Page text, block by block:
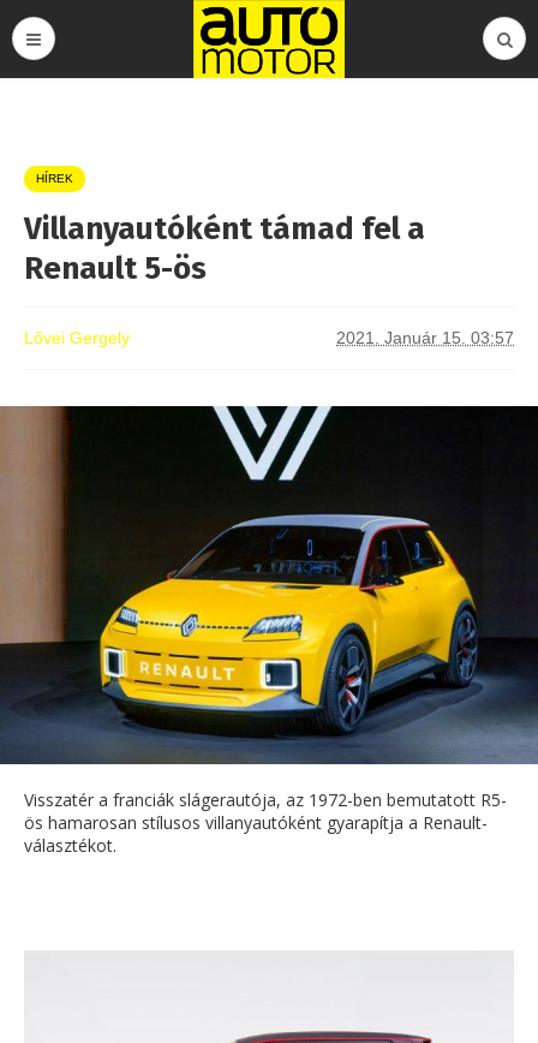
HÍREK
Villanyautóként támad fel a
Renault 5-ös
Lővei Gergely 2021. Január 15. 03:57
Visszatér a franciák slágerautója, az 1972-ben bemutatott R5-
ös hamarosan stílusos villanyautóként gyarapítja a Renault-
választékot.